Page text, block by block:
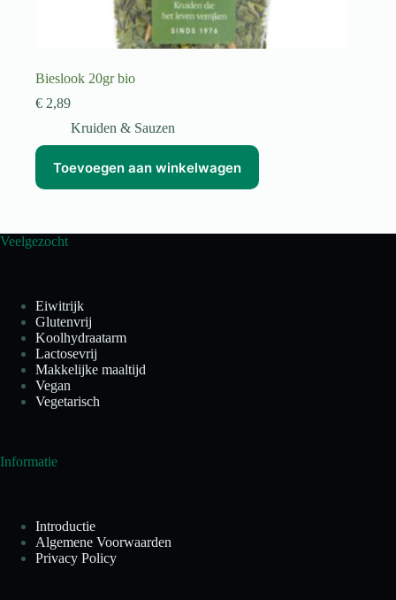
Bieslook 20gr bio
€ 2,89
Kruiden & Sauzen
Toevoegen aan winkelwagen
Veelgezocht
Eiwitrijk
Glutenvrij
Koolhydraatarm
Lactosevrij
Makkelijke maaltijd
Vegan
Vegetarisch
Informatie
Introductie
Algemene Voorwaarden
Privacy Policy